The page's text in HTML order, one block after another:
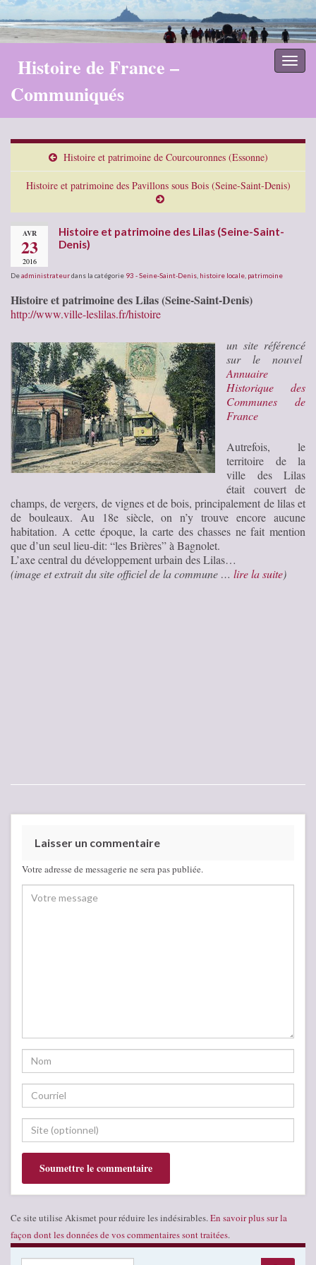
Histoire de France –
Communiqués
Histoire et patrimoine de Courcouronnes (Essonne)
Histoire et patrimoine des Pavillons sous Bois (Seine-Saint-Denis)
AVR
23
2016
Histoire et patrimoine des Lilas (Seine-Saint-
Denis)
Deadministrateurdans la catégorie 93 - Seine-Saint-Denis histoire locale patrimoine
Histoire et patrimoine des Lilas (Seine-Saint-Denis)
http://www.ville-leslilas.fr/histoire
un site référencé
sur le nouvel
Annuaire
Historique des
Communes de
France
Autrefois, le
territoire de la
ville des Lilas
était couvert de
champs, de vergers, de vignes et de bois, principalement de lilas et
de bouleaux. Au 18e siècle, on n’y trouve encore aucune
habitation. A cette époque, la carte des chasses ne fait mention
que d’un seul lieu-dit: “les Brières” à Bagnolet.
L’axe central du développement urbain des Lilas…
(image et extrait du site officiel de la commune … lire la suite)
Laisser un commentaire
Votre adresse de messagerie ne sera pas publiée.
Ce site utilise Akismet pour réduire les indésirables. En savoir plus sur la
façon dont les données de vos commentaires sont traitées.